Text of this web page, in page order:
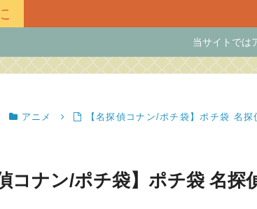
当サイトでは
アニメ 【名探偵コナン/ポチ袋】ポチ袋 名
偵コナン/ポチ袋】ポチ袋 名